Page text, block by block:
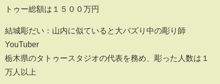
トゥー総額は１５００万円
結城彫だい：山内に似ていると大バズり中の彫り師
YouTuber
栃木県のタトゥースタジオの代表を務め、彫った人数は１
万人以上